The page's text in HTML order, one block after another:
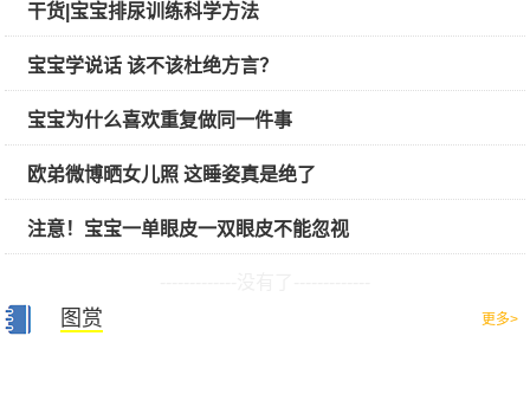
干货|宝宝排尿训练科学方法
宝宝学说话 该不该杜绝方言？
宝宝为什么喜欢重复做同一件事
欧弟微博晒女儿照 这睡姿真是绝了
注意！宝宝一单眼皮一双眼皮不能忽视
图赏 更多>